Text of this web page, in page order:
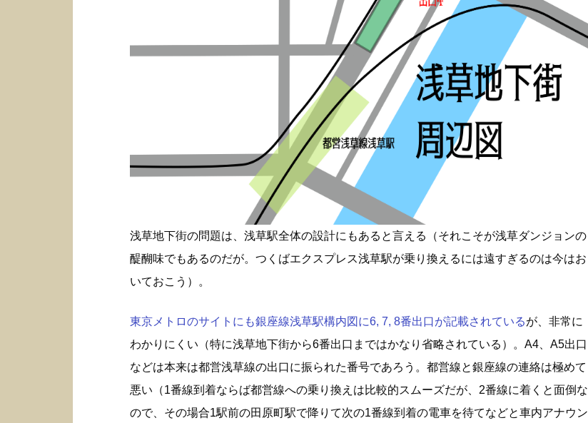
浅草地下街の問題は、浅草駅全体の設計にもあると言える（それこそが浅草ダンジョンの
醍醐味でもあるのだが。つくばエクスプレス浅草駅が乗り換えるには遠すぎるのは今はお
いておこう）。
東京メトロのサイトにも銀座線浅草駅構内図に6, 7, 8番出口が記載されているが、非常に
わかりにくい（特に浅草地下街から6番出口まではかなり省略されている）。A4、A5出口
などは本来は都営浅草線の出口に振られた番号であろう。都営線と銀座線の連絡は極めて
悪い（1番線到着ならば都営線への乗り換えは比較的スムーズだが、2番線に着くと面倒な
ので、その場合1駅前の田原町駅で降りて次の1番線到着の電車を待てなどと車内アナウン